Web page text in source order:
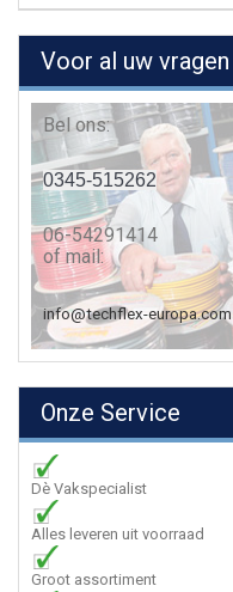
Voor al uw vragen
Bel ons:
0345-515262
06-54291414
of mail:
info@techflex-europa.com
Onze Service
Dè Vakspecialist
Alles leveren uit voorraad
Groot assortiment